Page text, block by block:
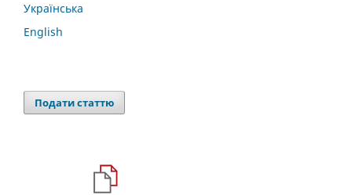
Українська
English
Подати статтю